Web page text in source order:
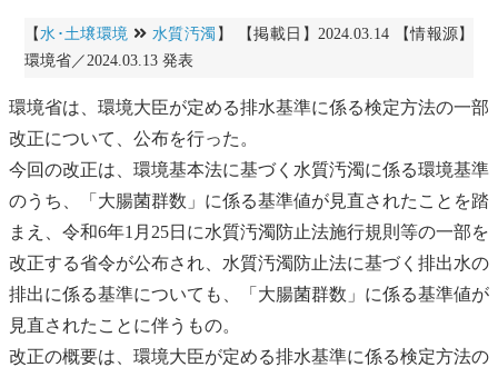
【水･土壌環境 水質汚濁 】 【掲載日】2024.03.14 【情報源】
環境省／2024.03.13 発表
環境省は、環境大臣が定める排水基準に係る検定方法の一部
改正について、公布を行った。
今回の改正は、 環境基本法に基づく 水質汚濁に係る環境基準
のうち、「 大腸菌群数 」に係る基準値が見直されたことを踏
まえ、令和6年1月25日に水質汚濁防止法施行規則等の一部を
改正する省令が公布され、 水質汚濁防止法に基づく排出水の
排出に係る基準についても、「 大腸菌群数 」に係る基準値が
見直されたことに伴うもの。
改正の概要は、環境大臣が定める排水基準に係る検定方法の